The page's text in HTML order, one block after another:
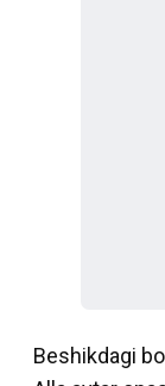
Beshikdagi